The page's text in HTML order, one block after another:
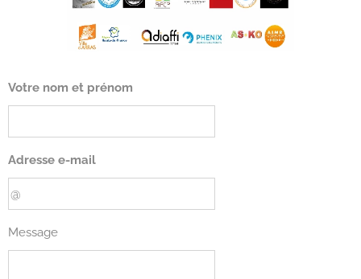
Votre nom et prénom
Adresse e-mail
Message